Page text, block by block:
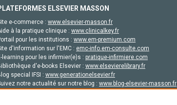
ELSEVIER MASSON
e-commerce : www.elsevier-masson.fr
à la pratique clinique : www.clinicalkey.fr
pour les institutions : www.em-premium.com
d'information sur l'EMC : emc-info.em-consulte.com
learning pour les infirmier(e)s : pratique-infirmiere.com
d'e-books Elsevier : www.elsevierelibrary.fr
special IFSI : www.generationelsevier.fr
notre actualité sur notre blog : www.blog-elsevier-masson.fr